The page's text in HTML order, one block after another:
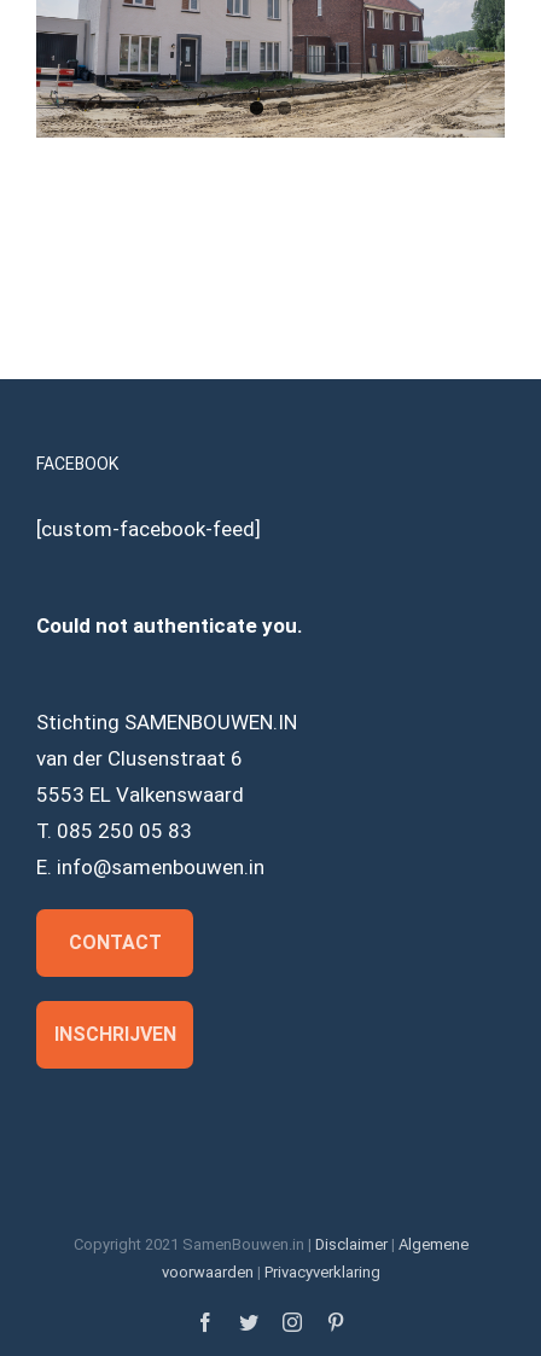
FACEBOOK
[custom-facebook-feed]
Could not authenticate you.
Stichting SAMENBOUWEN.IN
van der Clusenstraat 6
5553 EL Valkenswaard
T. 085 250 05 83
E. info@samenbouwen.in
CONTACT
INSCHRIJVEN
Copyright 2021 SamenBouwen.in | Disclaimer| Algemene
voorwaarden | Privacyverklaring
Facebook
TwitterInstagram